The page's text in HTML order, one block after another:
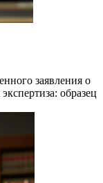
заявления о
образец